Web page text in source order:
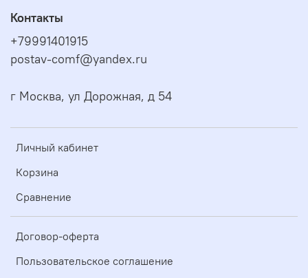
Личный кабинет
Корзина
Сравнение
Договор-оферта
Пользовательское соглашение
Контакты
+79991401915
postav-comf@yandex.ru
г Москва, ул Дорожная, д 54